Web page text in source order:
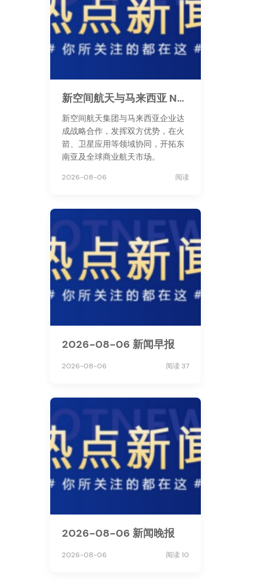
新空间航天与马来西亚 New Space Innovations 达成战略合作
新空间航天集团与马来西亚企业达
成战略合作，发挥双方优势，在火
箭、卫星应用等领域协同，开拓东
南亚及全球商业航天市场。
2026-08-06 阅读
2026-08-06 新闻早报
2026-08-06 阅读 37
2026-08-06 新闻晚报
2026-08-06 阅读 10